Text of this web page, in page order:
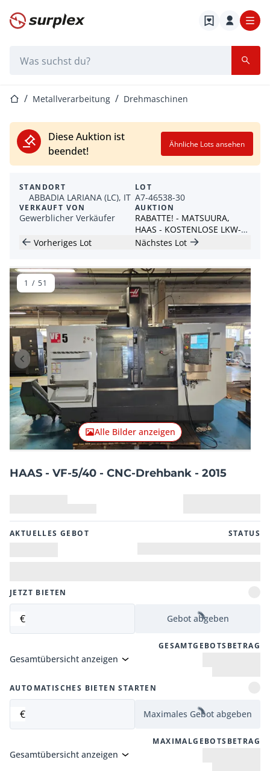
Startseite
StartseiteMetallverarbeitung Drehmaschinen
Diese Auktion ist
beendet!
Ähnliche Lots ansehen
STANDORT
ABBADIA LARIANA (LC), IT
VERKAUFT VON
Gewerblicher Verkäufer
LOT
A7-46538-30
AUKTION
RABATTE! - MATSUURA,
HAAS - KOSTENLOSE LKW-
BELADUNG:
vieles mehr!
Vorheriges Lot Nächstes Lot
Vorheriger Artikel
Alle Bilder anzeigen
1 / 51
HAAS - VF-5/40 - CNC-Drehbank - 2015
AKTUELLES GEBOT STATUS
JETZT BIETEN
€ Gebot abgeben
GESAMTGEBOTSBETRAG
Gesamtübersicht anzeigen
AUTOMATISCHES BIETEN STARTEN
€ Maximales Gebot abgeben
MAXIMALGEBOTSBETRAG
Gesamtübersicht anzeigen